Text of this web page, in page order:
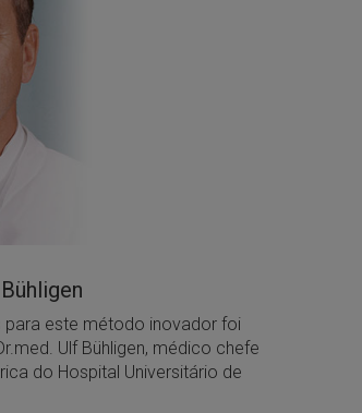
este método inovador foi
Ulf Bühligen, médico chefe
do Hospital Universitário de